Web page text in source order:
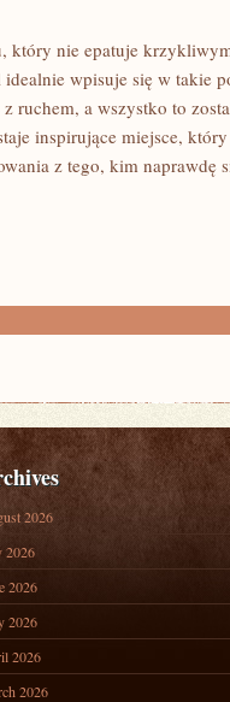
który nie epatuje
wpisuje się w takie
a wszystko to
inspirujące miejsce,
z tego, kim naprawdę
2026
2026
2026
2026
2026
2026